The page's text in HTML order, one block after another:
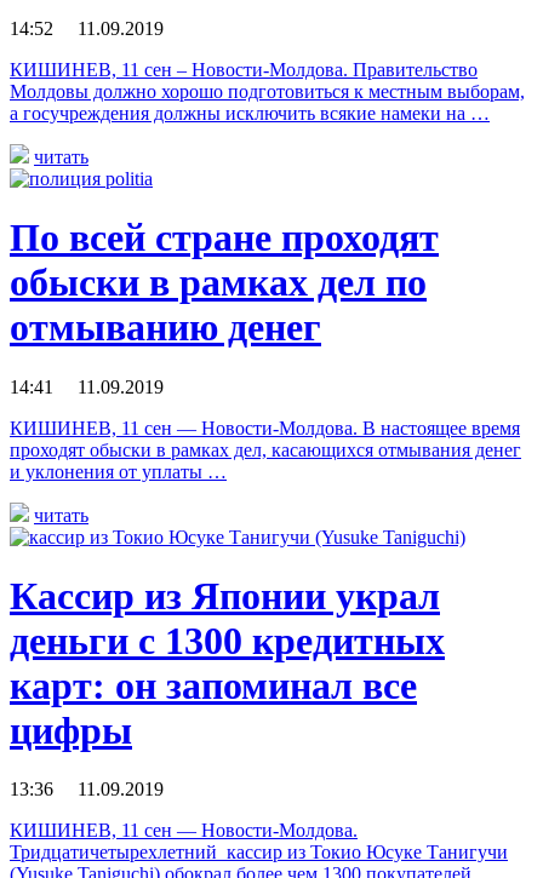
14:52 11.09.2019
КИШИНЕВ, 11 сен – Новости-Молдова. Правительство
Молдовы должно хорошо подготовиться к местным выборам,
а госучреждения должны исключить всякие намеки на …
читать
По всей стране проходят
обыски в рамках дел по
отмыванию денег
14:41 11.09.2019
КИШИНЕВ, 11 сен — Новости-Молдова. В настоящее время
проходят обыски в рамках дел, касающихся отмывания денег
и уклонения от уплаты …
читать
Кассир из Японии украл
деньги с 1300 кредитных
карт: он запоминал все
цифры
13:36 11.09.2019
КИШИНЕВ, 11 сен — Новости-Молдова.
Тридцатичетырехлетний кассир из Токио Юсуке Танигучи